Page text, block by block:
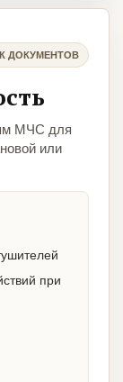
ДОКУМЕНТОВ
МЧС для
или
при